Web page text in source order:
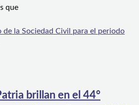
que
de la Sociedad Civil para el periodo
brillan en el 44°